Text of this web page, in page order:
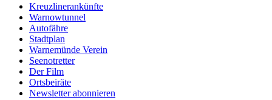
Kreuzlinerankünfte
Warnowtunnel
Autofähre
Stadtplan
Warnemünde Verein
Seenotretter
Der Film
Ortsbeiräte
Newsletter abonnieren